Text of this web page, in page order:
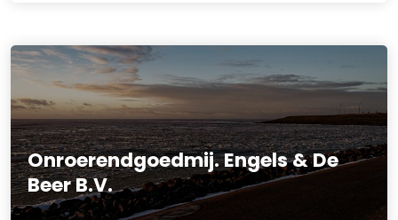
Onroerendgoedmij. Engels & De
Beer B.V.